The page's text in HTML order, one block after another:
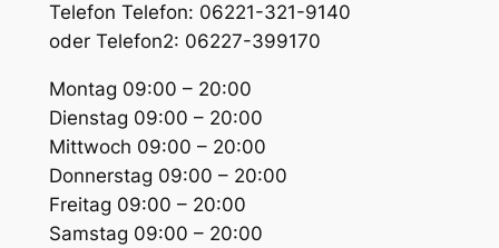
Telefon Telefon: 06221-321-9140
oder Telefon2: 06227-399170
Montag 09:00 – 20:00
Dienstag 09:00 – 20:00
Mittwoch 09:00 – 20:00
Donnerstag 09:00 – 20:00
Freitag 09:00 – 20:00
Samstag 09:00 – 20:00